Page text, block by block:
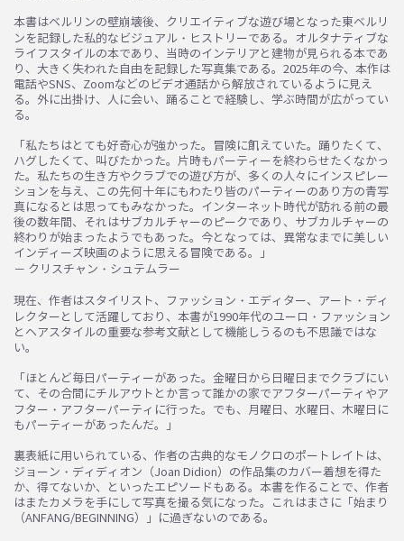
本書はベルリンの壁崩壊後、クリエイティブな遊び場となった東ベルリ
ンを記録した私的なビジュアル・ヒストリーである。オルタナティブな
ライフスタイルの本であり、当時のインテリアと建物が見られる本であ
り、大きく失われた自由を記録した写真集である。2025年の今、本作は
電話やSNS、Zoomなどのビデオ通話から解放されているように見え
る。外に出掛け、人に会い、踊ることで経験し、学ぶ時間が広がってい
る。
「私たちはとても好奇心が強かった。冒険に飢えていた。踊りたくて、
ハグしたくて、叫びたかった。片時もパーティーを終わらせたくなかっ
た。私たちの生き方やクラブでの遊び方が、多くの人々にインスピレー
ションを与え、この先何十年にもわたり皆のパーティーのあり方の青写
真になるとは思ってもみなかった。インターネット時代が訪れる前の最
後の数年間、それはサブカルチャーのピークであり、サブカルチャーの
終わりが始まったようでもあった。今となっては、異常なまでに美しい
インディーズ映画のように思える冒険である。」
－ クリスチャン・シュテムラー
現在、作者はスタイリスト、ファッション・エディター、アート・ディ
レクターとして活躍しており、本書が1990年代のユーロ・ファッション
とヘアスタイルの重要な参考文献として機能しうるのも不思議ではな
い。
「ほとんど毎日パーティーがあった。金曜日から日曜日までクラブにい
て、その合間にチルアウトとか言って誰かの家でアフターパーティやア
フター・アフターパーティに行った。でも、月曜日、水曜日、木曜日に
もパーティーがあったんだ。」
裏表紙に用いられている、作者の古典的なモノクロのポートレイトは、
ジョーン・ディディオン（Joan Didion）の作品集のカバー着想を得た
か、得てないか、といったエピソードもある。本書を作ることで、作者
はまたカメラを手にして写真を撮る気になった。これはまさに「始まり
（ANFANG/BEGINNING）」に過ぎないのである。
お買い物を続ける カートへ進む